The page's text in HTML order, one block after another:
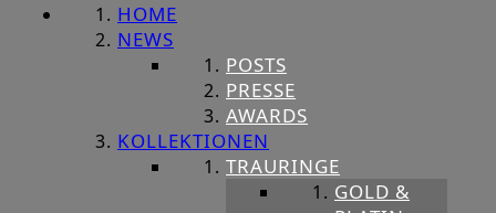
HOME
NEWS
POSTS
PRESSE
AWARDS
KOLLEKTIONEN
TRAURINGE
GOLD &